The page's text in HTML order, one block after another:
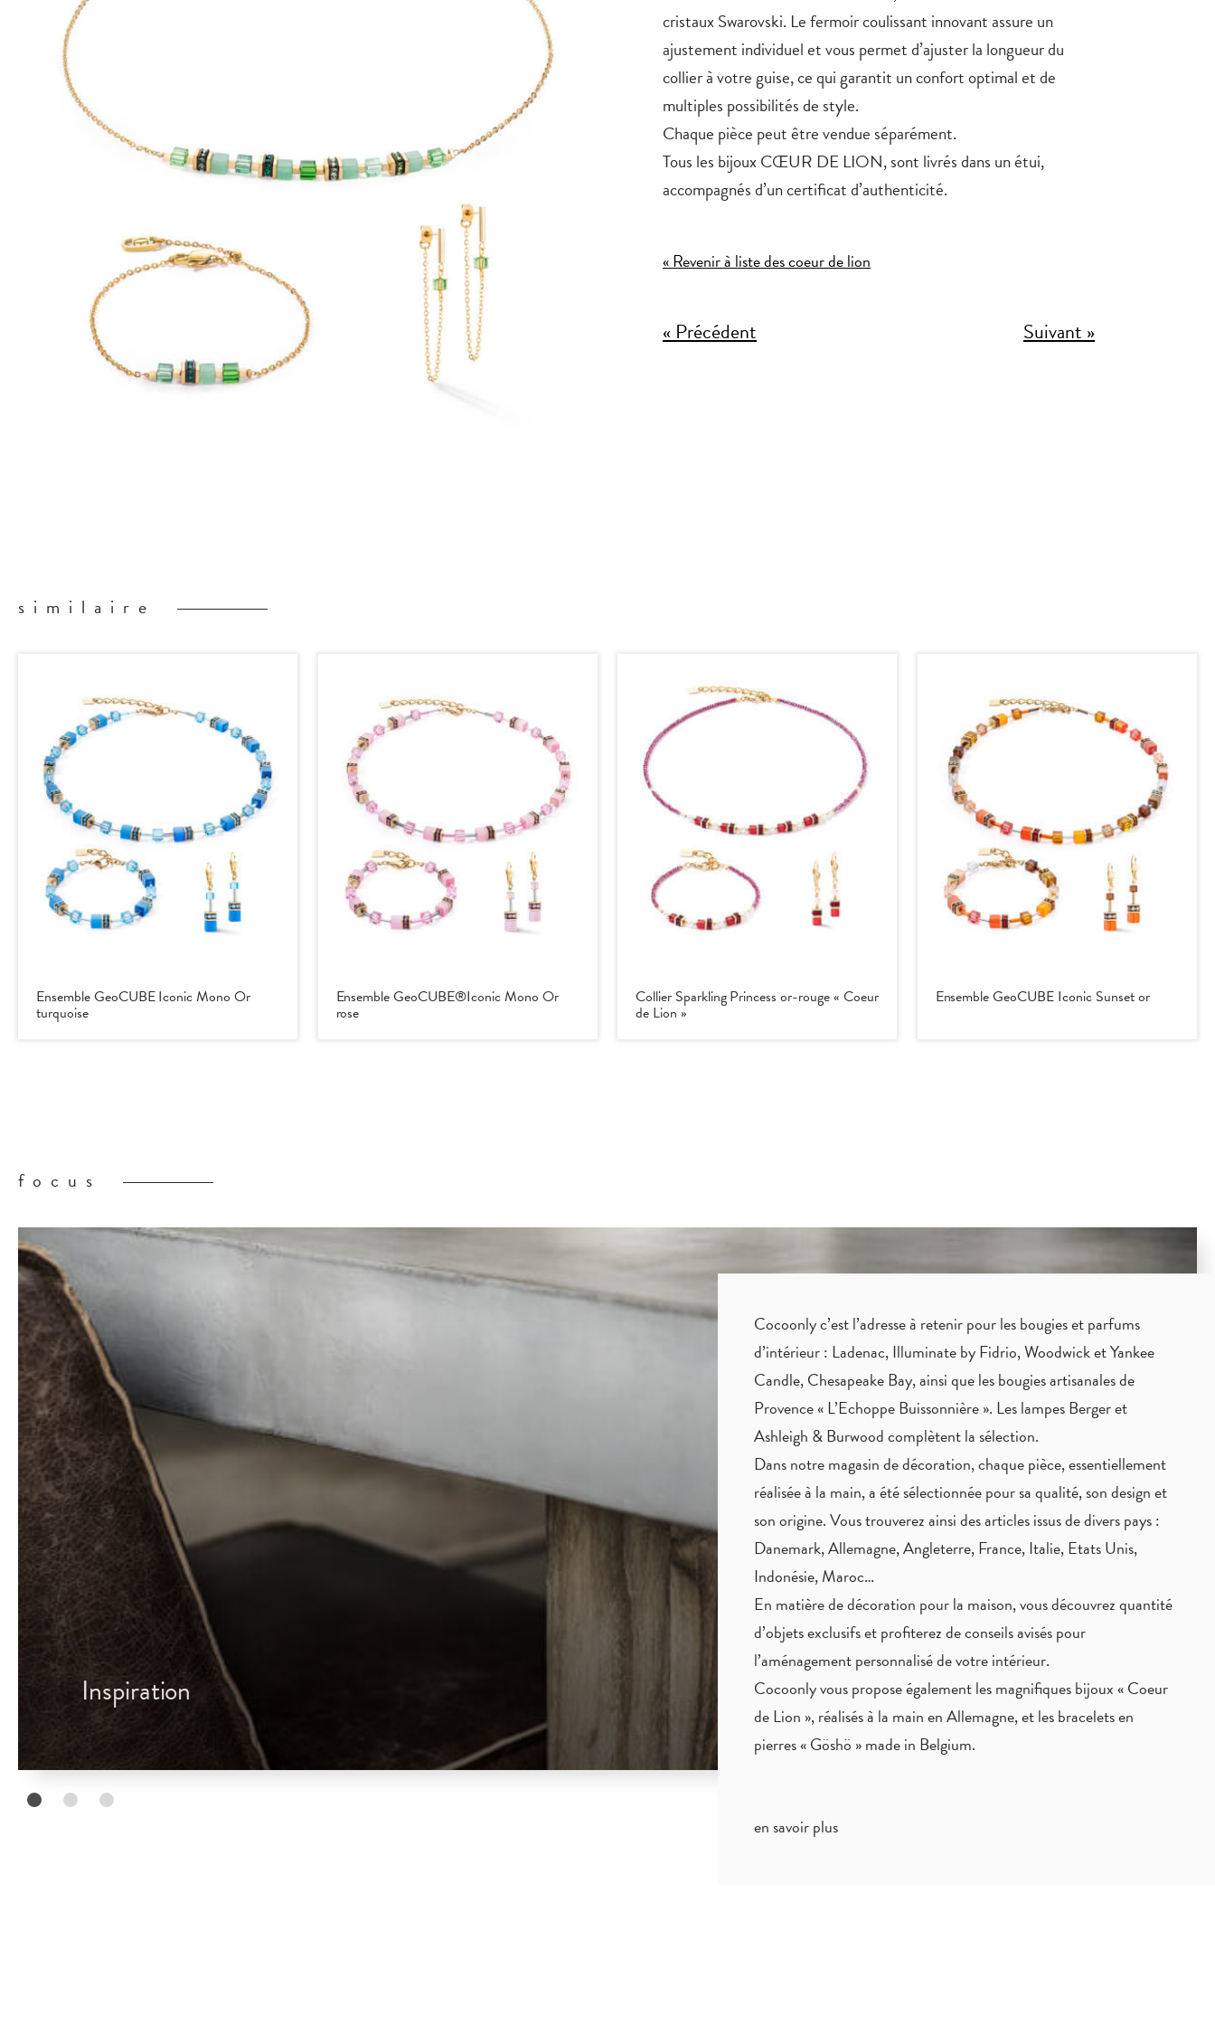
cristaux Swarovski. Le fermoir coulissant innovant assure un
ajustement individuel et vous permet d’ajuster la longueur du
collier à votre guise, ce qui garantit un confort optimal et de
multiples possibilités de style.
Chaque pièce peut être vendue séparément.
Tous les bijoux CŒUR DE LION, sont livrés dans un étui,
accompagnés d’un certificat d’authenticité.
« Revenir à liste des coeur de lion
« Précédent Suivant »
similaire
Ensemble GeoCUBE Iconic Mono Or
turquoise
Ensemble GeoCUBE®Iconic Mono Or
rose
Collier Sparkling Princess or-rouge « Coeur
de Lion »
Ensemble GeoCUBE Iconic Sunset or
focus
Inspiration
Cocoonly c’est l’adresse à retenir pour les bougies et parfums
d’intérieur : Ladenac, Illuminate by Fidrio, Woodwick et Yankee
Candle, Chesapeake Bay, ainsi que les bougies artisanales de
Provence « L’Echoppe Buissonnière ». Les lampes Berger et
Ashleigh & Burwood complètent la sélection.
Dans notre magasin de décoration, chaque pièce,essentiellement
réalisée à la main, a été sélectionnée pour sa qualité, son design et
son origine. Vous trouverez ainsi des articles issus de divers pays :
Danemark, Allemagne, Angleterre, France, Italie, Etats Unis,
Indonésie, Maroc…
En matière de décoration pour la maison, vous découvrez quantité
d’objets exclusifset profiterez deconseils aviséspour
l’aménagement personnalisé de votre intérieur.
Cocoonly vous propose également les magnifiques bijoux « Coeur
de Lion », réalisés à la main en Allemagne, et les bracelets en
pierres « Göshö » made in Belgium.
en savoir plus